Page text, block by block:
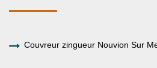
Couvreur zingueur Nouvion Sur